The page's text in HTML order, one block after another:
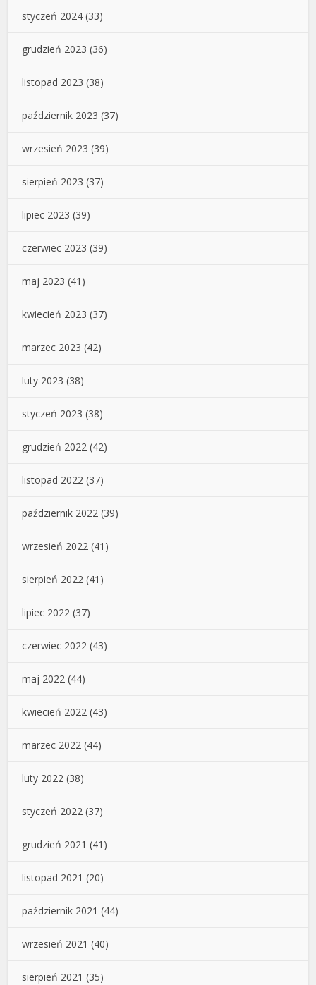
styczeń 2024 (33)
grudzień 2023 (36)
listopad 2023 (38)
październik 2023 (37)
wrzesień 2023 (39)
sierpień 2023 (37)
lipiec 2023 (39)
czerwiec 2023 (39)
maj 2023 (41)
kwiecień 2023 (37)
marzec 2023 (42)
luty 2023 (38)
styczeń 2023 (38)
grudzień 2022 (42)
listopad 2022 (37)
październik 2022 (39)
wrzesień 2022 (41)
sierpień 2022 (41)
lipiec 2022 (37)
czerwiec 2022 (43)
maj 2022 (44)
kwiecień 2022 (43)
marzec 2022 (44)
luty 2022 (38)
styczeń 2022 (37)
grudzień 2021 (41)
listopad 2021 (20)
październik 2021 (44)
wrzesień 2021 (40)
sierpień 2021 (35)